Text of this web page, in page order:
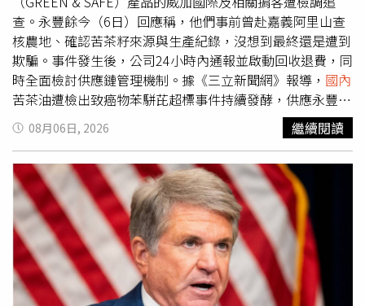
後於西爪哇省（West Java）省長德迪。僅有14.5％受訪者
表示會投票支持普拉伯沃，相較之下，有35％受訪者表示將
支持德迪。報導指出，造成民眾不滿的重要原因之一，包括
普拉伯沃主打的免費營養午餐計畫。這項總經費達127億美
元的計畫，目標是替超過8200萬名學生、幼童、孕婦及哺
乳中的母親提供免費營養午餐，以改善兒童發育遲緩及營養
不良問題。然而，超過61％受訪者對該計畫的執行方式表達
不滿。此外，印尼憲法法院（Constitutional Court）也裁
定，自2028年起，教育預算不得再用於支應學校免費營養
午餐計畫。在整體經濟方面，接近半數受訪者認為印尼目前
經濟狀況「不好」，另有42.8％認為普拉伯沃執政下的政治
環境表現負面。此外，近38％受訪者認為，在普拉伯沃領導
下，司法執法表現不佳。對此，印尼國務秘書部長普拉塞蒂
約（Prasetyo Hadi）則表示，政府仍然「有信心」各項政
策最終將使人民受益。根據印尼最具影響力的全國性日報
查。永豐餘今（6日）回應稱，他們事前曾赴嘉義阿里山查
核農地、確認苦茶籽來源與生產紀錄，沒想到最終還是遭到
欺騙。事件發生後，公司24小時內通報並啟動回收退費，同
時全面檢討供應鏈管理機制。據《三立新聞網》報導， 國內
苦茶油遭檢出致癌物苯駢芘超標事件持續發酵，供應永豐餘
生技苦茶油的威加國際，以及居中協助購買中國大陸苦茶籽
的掮客陳沅農，目前均遭檢調追查，並朝詐欺、虛偽標記等
罪嫌方向偵辦。永豐餘生技今進一步說明事件始末，還原當
初與供應鏈合作的過程。公司表示，當初除了透過合作廠商
介紹外，也曾親自前往嘉義阿里山地區實地勘查農地，確認
苦茶籽的品種、種植環境與產量，並查閱小農長期公開分享
的榨油紀錄、相關影像及獲獎資料，在完成多項確認程序後
才決定合作，沒想到最終仍遭到欺騙。永豐餘生技指出，事
件發生後，公司在收到檢驗報告的24小時內，便主動向台北
市衛生局通報，並同步啟動產品自主下架與回收作業。針對
08月06日, 2026 繼續閱讀